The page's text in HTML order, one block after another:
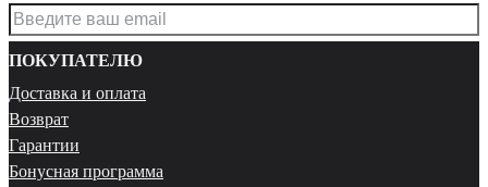
ПОКУПАТЕЛЮ
Доставка и оплата
Возврат
Гарантии
Бонусная программа